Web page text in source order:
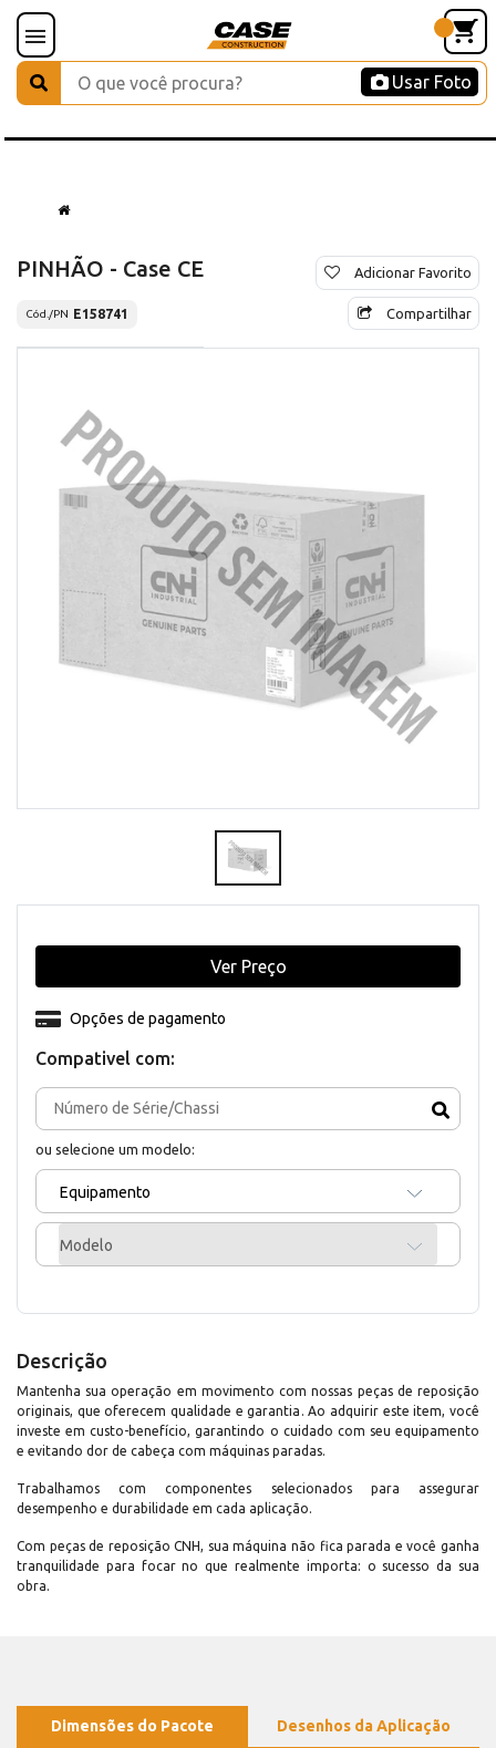
Usar Foto
PINHÃO - Case CE
Cód./PN E158741
Adicionar Favorito
Compartilhar
Compativel com:
ou selecione um modelo:
Equipamento
Modelo
Opções de pagamento
Ver Preço
Descrição
Mantenha sua operação em movimento com nossas peças de reposição
originais, que oferecem qualidade e garantia. Ao adquirir este item, você
investe em custo-benefício, garantindo o cuidado com seu equipamento
e evitando dor de cabeça com máquinas paradas.
Trabalhamos com componentes selecionados para assegurar
desempenho e durabilidade em cada aplicação.
Com peças de reposição CNH, sua máquina não fica parada e você ganha
tranquilidade para focar no que realmente importa: o sucesso da sua
obra.
Dimensões do Pacote Desenhos da Aplicação